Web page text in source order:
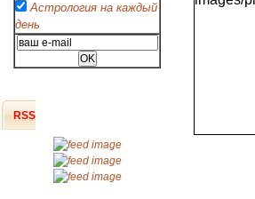
Астрология на каждый
день
RSS